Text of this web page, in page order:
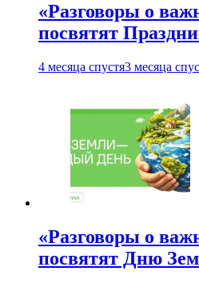
«Разговоры о
посвятят
4 месяца спустя3 месяца
«Разговоры о
посвятят Дню